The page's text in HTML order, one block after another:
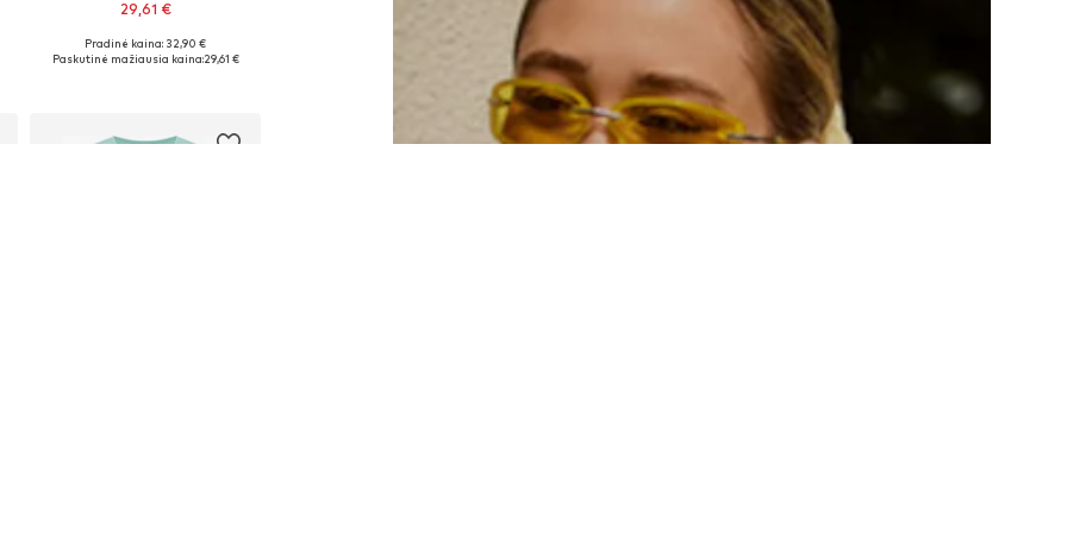
29,61 €
Galimi dydžiai: S, M, L, XL, XXL
Pradinė kaina: 32,90 €
Paskutinė mažiausia kaina:29,61 €